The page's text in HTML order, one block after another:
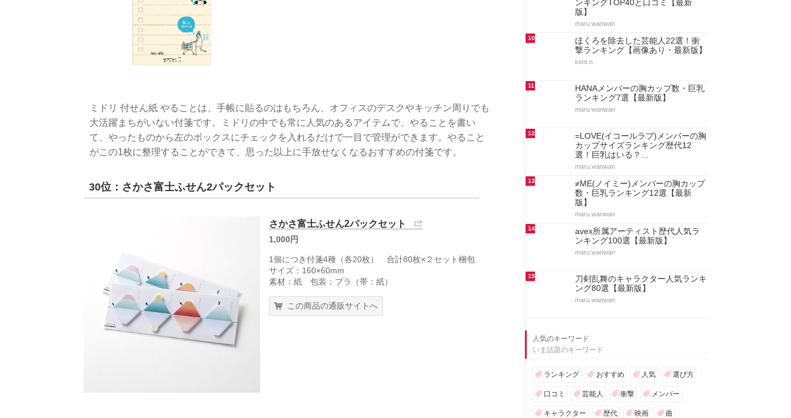
ミドリ 付せん紙 やることは、手帳に貼るのはもちろん、オフィスのデスクやキッチン周りでも
大活躍まちがいない付箋です。ミドリの中でも常に人気のあるアイテムで、やることを書い
て、やったものから左のボックスにチェックを入れるだけで一目で管理ができます。やること
がこの1枚に整理することができて、思った以上に手放せなくなるおすすめの付箋です。
30位：さかさ富士ふせん2パックセット
さかさ富士ふせん2パックセット
1,000円
1個につき付箋4種（各20枚） 合計80枚×２セット梱包
サイズ：160×60mm
素材：紙 包装：プラ（帯：紙）
この商品の通販サイトへ
ンキングTOP40と口コミ【最新
版】
maru.wanwan
10
ほくろを除去した芸能人22選！衝
撃ランキング【画像あり・最新版】
kent.n
11
HANAメンバーの胸カップ数・巨乳
ランキング7選【最新版】
maru.wanwan
12
=LOVE(イコールラブ)メンバーの胸
カップサイズランキング歴代12
選！巨乳はいる？…
maru.wanwan
13
≠ME(ノイミー)メンバーの胸カップ
数・巨乳ランキング12選【最新
版】
maru.wanwan
14
avex所属アーティスト歴代人気ラ
ンキング100選【最新版】
maru.wanwan
15
刀剣乱舞のキャラクター人気ランキ
ング80選【最新版】
maru.wanwan
人気のキーワード
いま話題のキーワード
ランキング おすすめ 人気 選び方
口コミ 芸能人 衝撃 メンバー
キャラクター 歴代 映画 曲